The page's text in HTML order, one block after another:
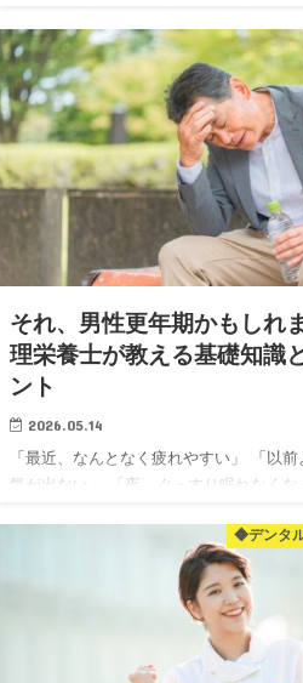
す。 「自分に合った仕事が見つからない
したいけど何…
それ、男性更年期かもしれ
理栄養士が教える基礎知識
ント
2026.05.14
「最近、なんとなく疲れやすい」 「以
気が出ない」 「夜、ぐっすり眠れなくな
している…。 そんな40〜50代男性のお
◆デンタ